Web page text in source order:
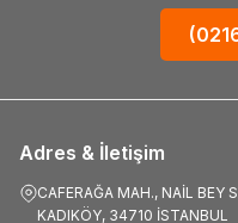
Adres & İletişim
CAFERAĞA MAH., NAİL BEY
KADIKÖY, 34710 İSTANBUL